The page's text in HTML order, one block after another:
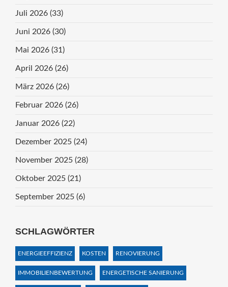
Juli 2026 (33)
Juni 2026 (30)
Mai 2026 (31)
April 2026 (26)
März 2026 (26)
Februar 2026 (26)
Januar 2026 (22)
Dezember 2025 (24)
November 2025 (28)
Oktober 2025 (21)
September 2025 (6)
SCHLAGWÖRTER
ENERGIEEFFIZIENZ KOSTEN RENOVIERUNG
IMMOBILIENBEWERTUNG ENERGETISCHE SANIERUNG